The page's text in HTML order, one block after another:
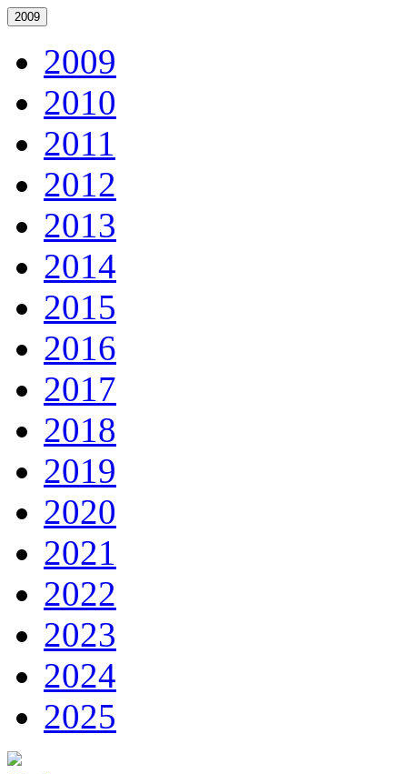
2009
2009
2010
2011
2012
2013
2014
2015
2016
2017
2018
2019
2020
2021
2022
2023
2024
2025